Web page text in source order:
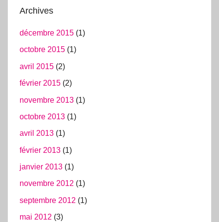
Archives
décembre 2015 (1)
octobre 2015 (1)
avril 2015 (2)
février 2015 (2)
novembre 2013 (1)
octobre 2013 (1)
avril 2013 (1)
février 2013 (1)
janvier 2013 (1)
novembre 2012 (1)
septembre 2012 (1)
mai 2012 (3)